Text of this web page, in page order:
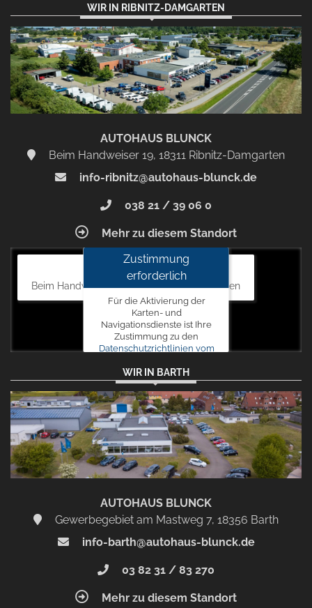
WIR IN RIBNITZ-DAMGARTEN
AUTOHAUS BLUNCK
Beim Handweiser 19, 18311 Ribnitz-Damgarten
info-ribnitz@autohaus-blunck.de
038 21 / 39 06 0
Mehr zu diesem Standort
Autohaus Blunck
Beim Handweiser 19, 18311 Ribnitz-Damgarten
Zustimmung
erforderlich
Für die Aktivierung der
Karten- und
Navigationsdienste ist Ihre
Zustimmung zu den
Datenschutzrichtlinien vom
erforderlich.
Zustimmen
und
aktivieren
WIR IN BARTH
AUTOHAUS BLUNCK
Gewerbegebiet am Mastweg 7, 18356 Barth
info-barth@autohaus-blunck.de
03 82 31 / 83 270
Mehr zu diesem Standort